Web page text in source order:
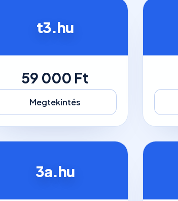
t3.hu
59 000 Ft
Megtekintés
3a.hu